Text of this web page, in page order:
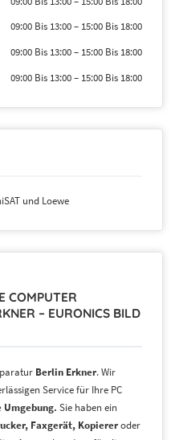
09:00 Bis 13:00– 15:00 Bis 18:00
09:00 Bis 13:00– 15:00 Bis 18:00
09:00 Bis 13:00– 15:00 Bis 18:00
und Loewe
COMPUTER
– EURONICS BILD
Berlin Erkner. Wir
Service für Ihre PC
Umgebung. Sie haben ein
Faxgerät, Kopiereroder